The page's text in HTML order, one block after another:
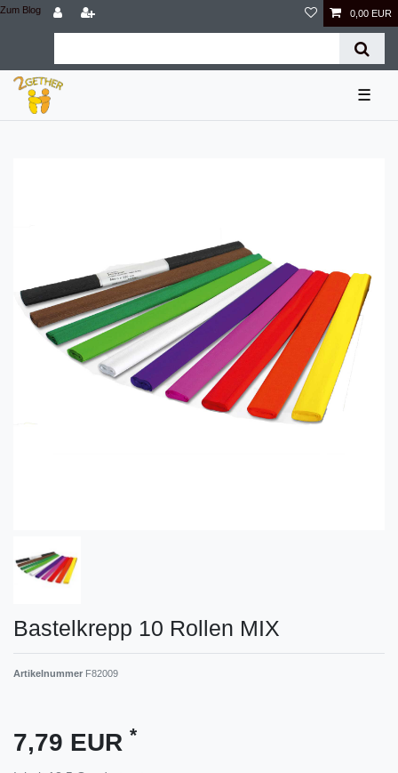
Zum Blog 0,00 EUR
☰
Bastelkrepp 10 Rollen MIX
Artikelnummer F82009
7,79 EUR *